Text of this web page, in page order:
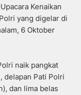
Kenaikan
yang digelar di
6 Oktober
naik pangkat
delapan Pati Polri
dan lima belas